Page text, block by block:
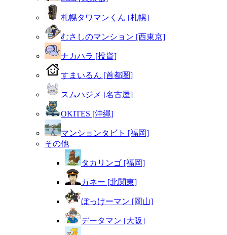
札幌タワマンくん [札幌]
むさしのマンション [西東京]
ナカハラ [投資]
すまいるん [首都圏]
スムハジメ [名古屋]
OKITES [沖縄]
マンションタビト [福岡]
その他
タカリンゴ [福岡]
カネー [北関東]
ぼっけーマン [岡山]
データマン [大阪]